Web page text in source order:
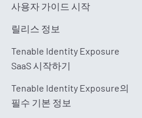
사용자 가이드 시작
릴리스 정보
Tenable Identity Exposure
SaaS 시작하기
Tenable Identity Exposure의
필수 기본 정보